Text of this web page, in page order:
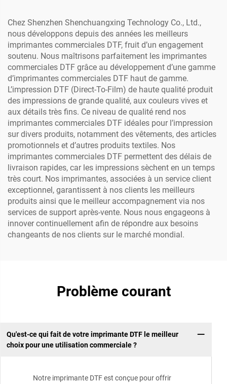
textile, 1 an de garantie
Chez Shenzhen Shenchuangxing Technology Co., Ltd.,
nous développons depuis des années les meilleurs
imprimantes commerciales DTF, fruit d’un engagement
soutenu. Nous maîtrisons parfaitement les imprimantes
commerciales DTF grâce au développement d’une gamme
d’imprimantes commerciales DTF haut de gamme.
L’impression DTF (Direct-To-Film) de haute qualité produit
des impressions de grande qualité, aux couleurs vives et
aux détails très fins. Ce niveau de qualité rend nos
imprimantes commerciales DTF idéales pour l’impression
sur divers produits, notamment des vêtements, des articles
promotionnels et d’autres produits textiles. Nos
imprimantes commerciales DTF permettent des délais de
livraison rapides, car les impressions sèchent en un temps
très court. Nos imprimantes, associées à un service client
exceptionnel, garantissent à nos clients les meilleurs
produits ainsi que le meilleur accompagnement via nos
services de support après-vente. Nous nous engageons à
innover continuellement afin de répondre aux besoins
changeants de nos clients sur le marché mondial.
Problème courant
Qu'est-ce qui fait de votre imprimante DTF le meilleur
choix pour une utilisation commerciale ?
Notre imprimante DTF est conçue pour offrir